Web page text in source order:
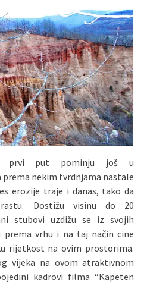
prvi put pominju još u
nekim tvrdnjama nastale
erozije traje i danas, tako da
Dostižu visinu do 20
stubovi uzdižu se iz svojih
prema vrhu i na taj način cine
rijetkost na ovim prostorima.
vijeka na ovom atraktivnom
kadrovi filma “Kapeten